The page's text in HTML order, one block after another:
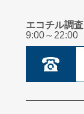
小児科医からのメッ
臨床心理士からのメ
管理栄養士からのメ
エコチル調
9:00～22:00